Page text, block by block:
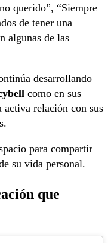
querido”, “Siempre
de tener una
algunas de las
desarrollando
como en sus
activa relación con sus
para compartir
su vida personal.
que